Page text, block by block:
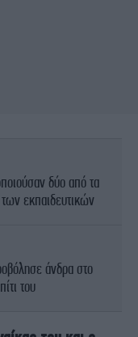
δύο από τα
των εκπαιδευτικών
άνδρα στο
του